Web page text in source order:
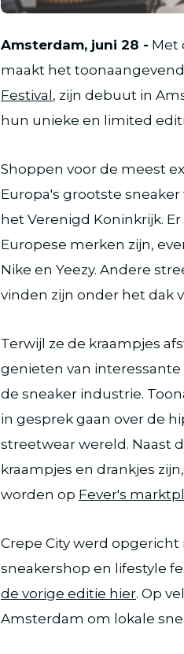
Amsterdam, juni 28 - Met
maakt het
Festival, zijn debuut in
hun unieke en limited
Shoppen voor de meest
Europa's grootste
het Verenigd Koninkrijk.
Europese merken zijn,
Nike en Yeezy. Andere
vinden zijn onder het dak
Terwijl ze de kraampjes
genieten van
de sneaker industrie.
in gesprek gaan over de
streetwear wereld. Naast
kraampjes en drankjes
worden op Fever's
Crepe City werd
sneakershop en lifestyle
de vorige editie hier. Op
Amsterdam om lokale